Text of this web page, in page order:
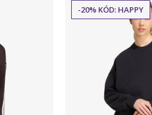
-20% KÓD: HAPPY